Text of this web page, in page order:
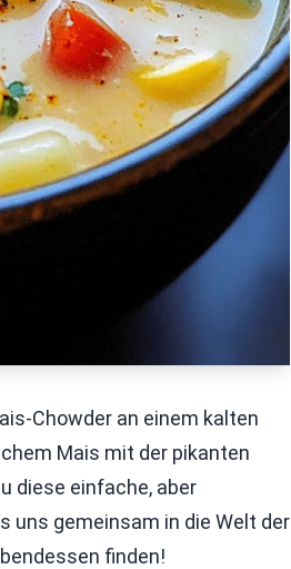
Chowder an einem kalten
Mais mit der pikanten
diese einfache, aber
uns gemeinsam in die Welt der
finden!